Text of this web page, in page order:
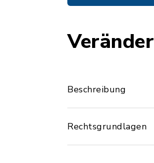
Beschreibung
Rechtsgrundlagen